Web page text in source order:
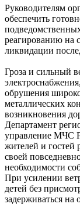
Руководителям
обеспечить
реагированию на
ликвидации
Гроза и сильный
обрушения
металлических
возникновения
Департамент
управление МЧС
жителей и
своей
необходимости
При усилении
детей без
задерживаться на